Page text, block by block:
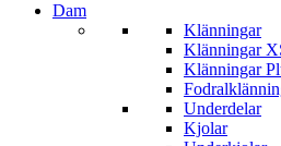
Dam
Klänningar
Klänningar
Klänningar
Underdelar
Kjolar